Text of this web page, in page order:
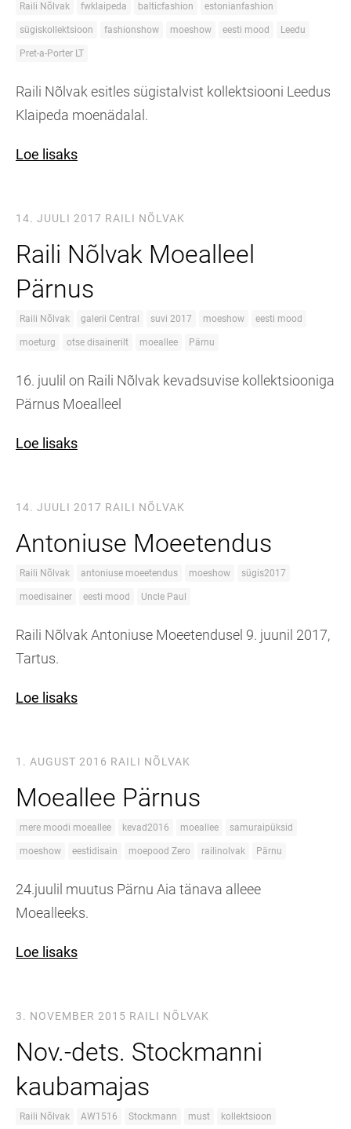
Raili Nõlvak fwklaipeda balticfashion estonianfashion
sügiskollektsioon fashionshow moeshow eesti mood Leedu
Pret-a-Porter LT
Raili Nõlvak esitles sügistalvist kollektsiooni Leedus
Klaipeda moenädalal.
Loe lisaks
14. JUULI 2017 RAILI NÕLVAK
Raili Nõlvak Moealleel
Pärnus
Raili Nõlvak galerii Central suvi 2017 moeshow eesti mood
moeturg otse disainerilt moeallee Pärnu
16. juulil on Raili Nõlvak kevadsuvise kollektsiooniga
Pärnus Moealleel
Loe lisaks
14. JUULI 2017 RAILI NÕLVAK
Antoniuse Moeetendus
Raili Nõlvak antoniuse moeetendus moeshow sügis2017
moedisainer eesti mood Uncle Paul
Raili Nõlvak Antoniuse Moeetendusel 9. juunil 2017,
Tartus.
Loe lisaks
1. AUGUST 2016 RAILI NÕLVAK
Moeallee Pärnus
mere moodi moeallee kevad2016 moeallee samuraipüksid
moeshow eestidisain moepood Zero railinolvak Pärnu
24.juulil muutus Pärnu Aia tänava alleee
Moealleeks.
Loe lisaks
3. NOVEMBER 2015 RAILI NÕLVAK
Nov.-dets. Stockmanni
kaubamajas
Raili Nõlvak AW1516 Stockmann must kollektsioon